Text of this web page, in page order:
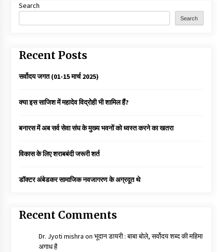
Search
Search
Recent Posts
सर्वोदय जगत (01-15 मार्च 2025)
क्या इस साजिश में महादेव विद्रोही भी शामिल हैं?
बनारस में अब सर्व सेवा संघ के मुख्य भवनों को ध्वस्त करने का खतरा
विकास के लिए शराबबंदी जरूरी शर्त
डॉक्टर अंबेडकर सामाजिक नवजागरण के अग्रदूत थे
Recent Comments
Dr. Jyoti mishra on भूदान डायरी : बाबा बोले, सर्वोदय शब्द की महिमा
अगाध है